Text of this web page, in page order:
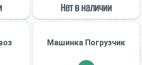
Нет в наличии
Машинка Погрузчик